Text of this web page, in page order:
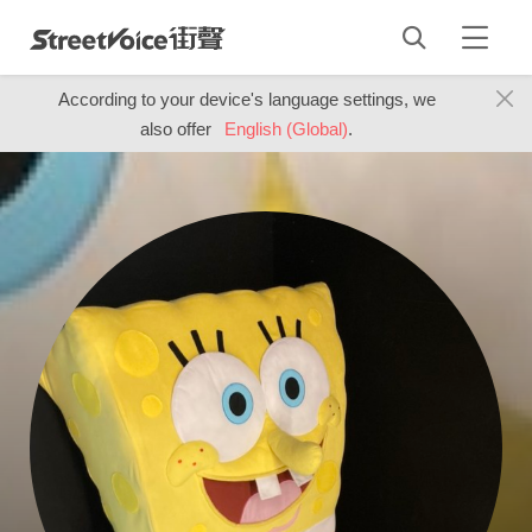
According to your device's language settings, we
also offer
English (Global).